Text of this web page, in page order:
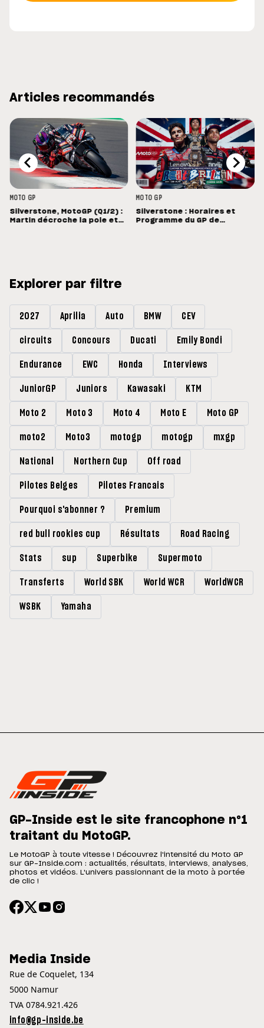
Articles recommandés
MOTO GP
Silverstone, MotoGP (Q1/2) :
Martin décroche la pole et
MOTO GP
Silverstone : Horaires et
Programme du GP de
Explorer par filtre
2027 Aprilia Auto BMW CEV
circuits Concours Ducati Emily Bondi
Endurance EWC Honda Interviews
JuniorGP Juniors Kawasaki KTM
Moto 2 Moto 3 Moto 4 Moto E Moto GP
moto2 Moto3 motogp motogp mxgp
National Northern Cup Off road
Pilotes Belges Pilotes Francais
Pourquoi s'abonner ? Premium
red bull rookies cup Résultats Road Racing
Stats sup Superbike Supermoto
Transferts World SBK World WCR WorldWCR
WSBK Yamaha
GP-Inside est le site francophone n°1
traitant du MotoGP.
Le MotoGP à toute vitesse ! Découvrez l'intensité du Moto GP
sur GP-Inside.com : actualités, résultats, interviews, analyses,
photos et vidéos. L'univers passionnant de la moto à portée
de clic !
Media Inside
Rue de Coquelet, 134
5000 Namur
TVA 0784.921.426
info@gp-inside.be